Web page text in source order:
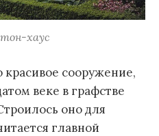
хаус
красивое сооружение,
веке в графстве
оно для
главной